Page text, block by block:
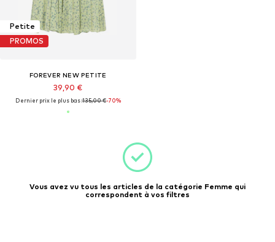
Petite
PROMOS
FOREVER NEW PETITE
39,90 €
Dernier prix le plus bas :135,00 €-70%
Vous avez vu tous les articles de la catégorie Femme qui
correspondent à vos filtres